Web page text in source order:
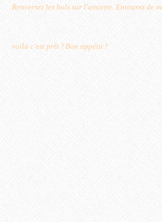
Renversez les bols sur l'assiette. Entourez de
voilà c'est prêt ! Bon appétit !